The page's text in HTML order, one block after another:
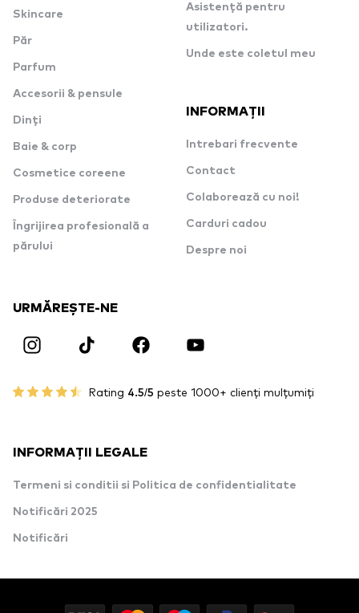
Skincare
Păr
Parfum
Accesorii & pensule
Dinți
Baie & corp
Cosmetice coreene
Produse deteriorate
Îngrijirea profesională a
părului
Asistență pentru
utilizatori.
Unde este coletul meu
INFORMAȚII
Intrebari frecvente
Contact
Colaborează cu noi!
Carduri cadou
Despre noi
URMĂREȘTE-NE
Rating 4.5/5 peste 1000+ clienți mulțumiți
INFORMAȚII LEGALE
Termeni si conditii si Politica de confidentialitate
Notificări 2025
Notificări